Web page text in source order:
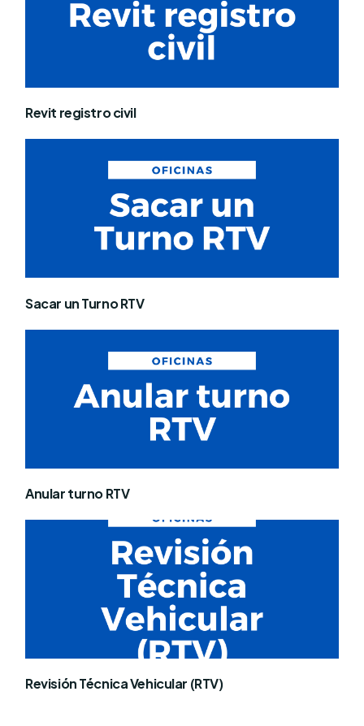
Revit registro civil
Sacar un Turno RTV
Anular turno RTV
Revisión Técnica Vehicular (RTV)